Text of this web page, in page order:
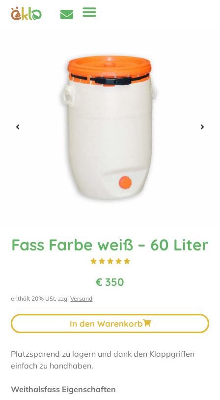
Fass Farbe weiß – 60 Liter
    
€ 350
enthält 20% USt, zzglVersand
In den Warenkorb
Platzsparend zu lagern und dank den Klappgriffen
einfach zu handhaben.
Weithalsfass Eigenschaften